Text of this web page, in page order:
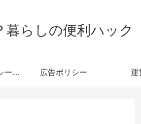
暮らしの便利ハック
プライバシーポリシー・免責事項 広告ポリシー 運